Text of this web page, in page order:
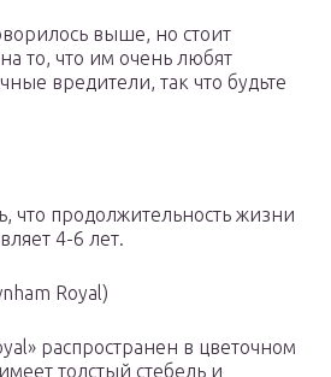
выше, но стоит
то, что им очень любят
вредители, так что будьте
что продолжительность жизни
4-6 лет.
Royal)
распространен в цветочном
толстый стебель и